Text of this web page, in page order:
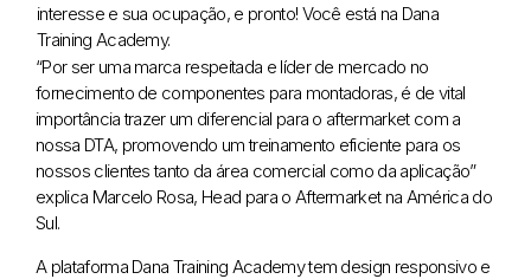
interesse e sua ocupação, e pronto! Você está na Dana
Training Academy.
“Por ser uma marca respeitada e líder de mercado no
fornecimento de componentes para montadoras, é de vital
importância trazer um diferencial para o aftermarket com a
nossa DTA, promovendo um treinamento eficiente para os
nossos clientes tanto da área comercial como da aplicação”
explica Marcelo Rosa, Head para o Aftermarket na América do
Sul.
A plataforma Dana Training Academy tem design responsivo e